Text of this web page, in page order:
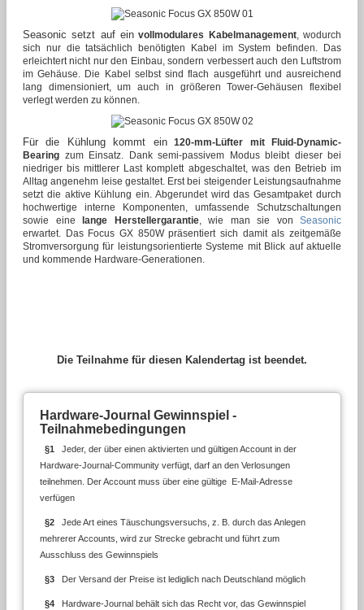
Seasonic setzt auf ein vollmodulares Kabelmanagement, wodurch
sich nur die tatsächlich benötigten Kabel im System befinden. Das
erleichtert nicht nur den Einbau, sondern verbessert auch den Luftstrom
im Gehäuse. Die Kabel selbst sind flach ausgeführt und ausreichend
lang dimensioniert, um auch in größeren Tower-Gehäusen flexibel
verlegt werden zu können.
Für die Kühlung kommt ein
120-mm-Lüfter mit Fluid-Dynamic-
Bearing zum Einsatz. Dank semi-passivem Modus bleibt dieser bei
niedriger bis mittlerer Last komplett abgeschaltet, was den Betrieb im
Alltag angenehm leise gestaltet. Erst bei steigender Leistungsaufnahme
setzt die aktive Kühlung ein. Abgerundet wird das Gesamtpaket durch
hochwertige interne Komponenten, umfassende Schutzschaltungen
sowie eine
lange Herstellergarantie, wie man sie von Seasonic
erwartet. Das Focus GX 850W präsentiert sich damit als zeitgemäße
Stromversorgung für leistungsorientierte Systeme mit Blick auf aktuelle
und kommende Hardware-Generationen.
Die Teilnahme für diesen Kalendertag ist beendet.
Hardware-Journal Gewinnspiel -
Teilnahmebedingungen
§1
Jeder, der über einen aktivierten und gültigen Account in der
Hardware-Journal-Community verfügt, darf an den Verlosungen
teilnehmen. Der Account muss über eine gültige E-Mail-Adresse
verfügen
§2
Jede Art eines Täuschungsversuchs, z. B. durch das Anlegen
mehrerer Accounts, wird zur Strecke gebracht und führt zum
Ausschluss des Gewinnspiels
§3 Der Versand der Preise ist lediglich nach Deutschland möglich
§4
Hardware-Journal behält sich das Recht vor, das Gewinnspiel